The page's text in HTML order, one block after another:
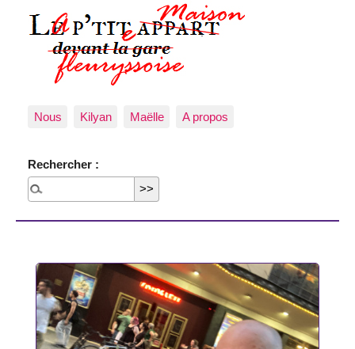
Nous Kilyan Maëlle A propos
Rechercher :